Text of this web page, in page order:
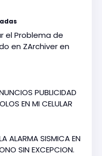
el Problema de
en ZArchiver en
PUBLICIDAD
EN MI CELULAR
ALARMA SISMICA EN
SIN EXCEPCION.